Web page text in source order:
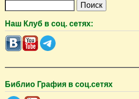
и
с
к
Наш Клуб в соц. сетях:
Библио Графия в соц.сетях